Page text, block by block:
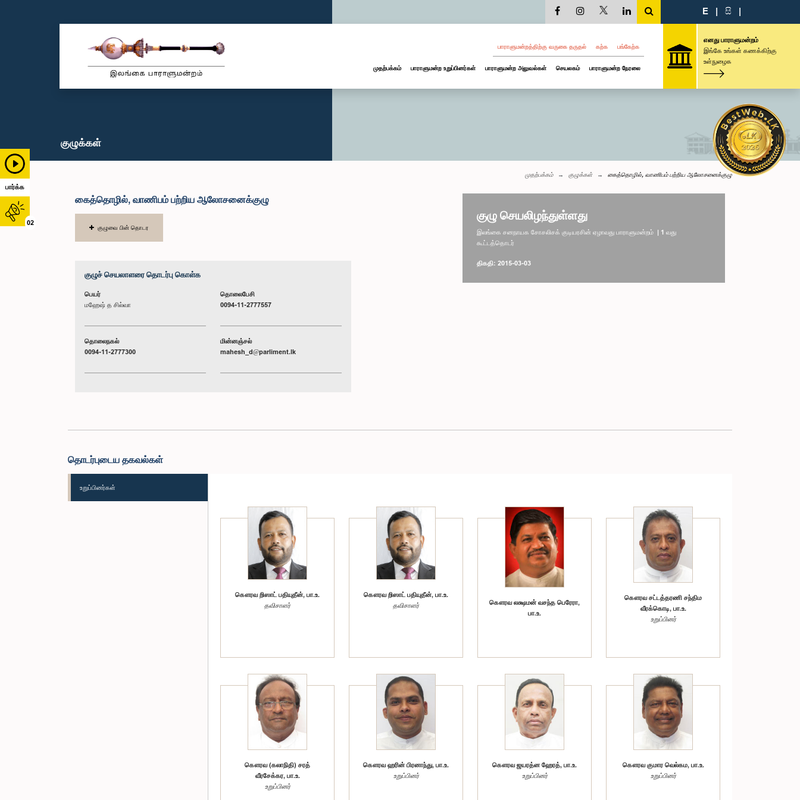
பார்க்க
02
E | සි |
பாராளுமன்றத்திற்கு வருகை தருதல் கற்க பங்கேற்க
முதற்பக்கம் பாராளுமன்ற உறுப்பினர்கள் பாராளுமன்ற அலுவல்கள் செயலகம் பாராளுமன்ற நேரலை
எனது பாராளுமன்றம்
இங்கே உங்கள் கணக்கிற்கு
உள்நுழைக
குழுக்கள்
முதற்பக்கம் குழுக்கள் கைத்தொழில், வாணிபம் பற்றிய ஆலோசனைக்குழு
கைத்தொழில், வாணிபம் பற்றிய ஆலோசனைக்குழு
குழுவை பின் தொடர
குழுச் செயலாளரை தொடர்பு கொள்க
பெயர்
மஹேஷ் த சில்வா
தொலைபேசி
0094-11-2777557
தொலைநகல்
0094-11-2777300
மின்னஞ்சல்
mahesh_d@parliment.lk
குழு செயலிழந்துள்ளது
இலங்கை சனநாயக சோசலிசக் குடியரசின் ஏழாவது பாராளுமன்றம் | 1 வது
கூட்டத்தொடர்
திகதி: 2015-03-03
தொடர்புடைய தகவல்கள்
உறுப்பினர்கள்
கௌரவ றிஸாட் பதியுதீன், பா.உ.
தவிசாளர்
கௌரவ றிஸாட் பதியுதீன், பா.உ.
தவிசாளர்
கௌரவ லக்ஷமன் வசந்த பெரேரா,
பா.உ.
கௌரவ சட்டத்தரணி சந்திம
வீரக்கொடி, பா.உ.
உறுப்பினர்
கௌரவ (கலாநிதி) சரத்
வீரசேக்கர, பா.உ.
உறுப்பினர்
கௌரவ ஹரின் பிரனாந்து, பா.உ.
உறுப்பினர்
கௌரவ ஜயரத்ன ஹேரத், பா.உ.
உறுப்பினர்
கௌரவ குமார வெல்கம, பா.உ.
உறுப்பினர்